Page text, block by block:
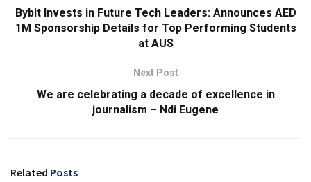
Bybit Invests in Future Tech Leaders: Announces AED
1M Sponsorship Details for Top Performing Students
at AUS
Next Post
We are celebrating a decade of excellence in
journalism – Ndi Eugene
Related Posts